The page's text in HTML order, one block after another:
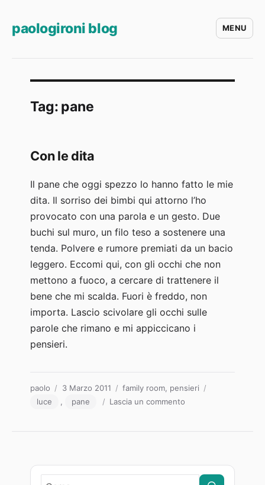
paologironi blog MENU
Tag: pane
Con le dita
Il pane che oggi spezzo lo hanno fatto le mie
dita. Il sorriso dei bimbi qui attorno l’ho
provocato con una parola e un gesto. Due
buchi sul muro, un filo teso a sostenere una
tenda. Polvere e rumore premiati da un bacio
leggero. Eccomi qui, con gli occhi che non
mettono a fuoco, a cercare di trattenere il
bene che mi scalda. Fuori è freddo, non
importa. Lascio scivolare gli occhi sulle
parole che rimano e mi appiccicano i
pensieri.
Autore
paolo
Pubblicato
3 Marzo 2011 Categorie
family room, pensieri
luce
, pane Lascia un commentosu
CERCA